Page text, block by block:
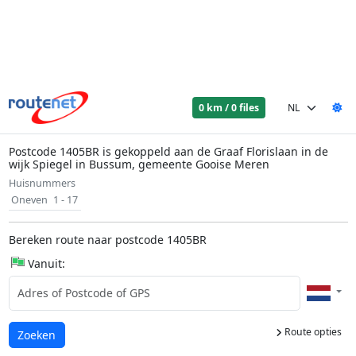
0 km / 0 files
Postcode 1405BR is gekoppeld aan de Graaf Florislaan in de
wijk Spiegel in Bussum, gemeente Gooise Meren
Huisnummers
Oneven 1 - 17
Bereken route naar postcode 1405BR
Vanuit:
Route opties
Laden...
Zoeken